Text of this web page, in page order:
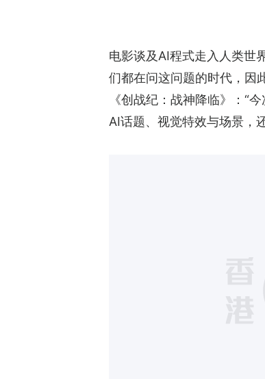
电影谈及AI程式走入人类世
们都在问这问题的时代，因
《创战纪：战神降临》：“
AI话题、视觉特效与场景，